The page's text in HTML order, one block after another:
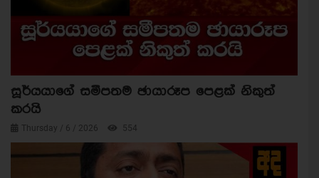
සූර්යයාගේ සමීපතම ඡායාරූප පෙළක් නිකුත්
කරයි
Thursday / 6 / 2026 554